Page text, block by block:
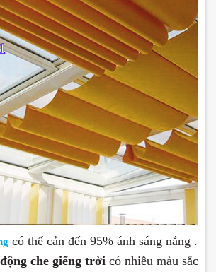
có thể cản đến 95% ánh sáng nắng .
che giếng trời có nhiều màu sắc